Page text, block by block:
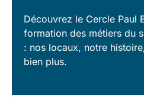
Découvrez le Cercle Paul
formation des métiers du
: nos locaux, notre
bien plus.